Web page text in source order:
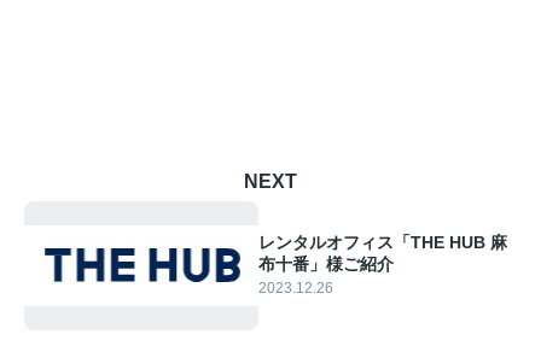
NEXT
レンタルオフィス「THE HUB 麻
布十番」様ご紹介
2023.12.26